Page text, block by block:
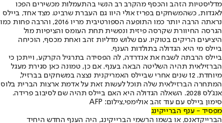
מדליסטיות הזהב והכסף מהקרב רב הנשי בהתעמלות מכשירים הפכו
לאגדות, כשהמשחקים בפריז אולי היוו גם העברת שרביט. מצד אחד, ביילס
נראתה הרבה יותר כמו התופעה הספורטיבית מריו 2016, והרבה פחות כמו
הגרסה החיוורת שקרסה פיזית ונפשית תחת העומס והציפיות מול
היציעים הריקים בטוקיו. עם שלוש מדליות זהב ואחת מכסף, הוכיחה
ביילס מי היא הגדולה בתולדות הענף.
ביילס הרבתה לשבח את אנדרדה, לה הפסידה בתרגיל הקרקע, וייתכן כי
הברזילאית תהיה השליטה הבאה בענף. אם כן, טמונה כאן סגירת מעגל
מיוחדת. 12 שנים אחרי שביילס האמריקנית נצצה במשחקים בברזיל,
המתחרה הברזילאית שלה תוכל לעשות זאת על אדמת ארצות הברית בלוס
אנג'לס 2028. השאלה הגדולה היא האם ביילס תהיה שם לסיבוב פרידה.
סימון ביילס עם עוד זהב אולימפי,צילום: AFP
מפסיד - ענף הברייקינג
הברייקדאנס, או בשמו הרשמי הברייקינג, היה הענף החדש היחיד